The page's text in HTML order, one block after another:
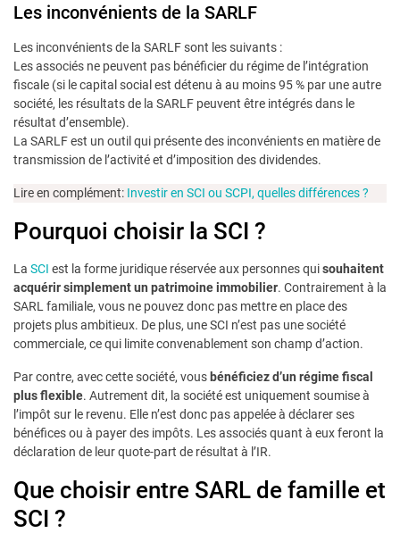
Les inconvénients de la SARLF
Les inconvénients de la SARLF sont les suivants :
Les associés ne peuvent pas bénéficier du régime de l’intégration
fiscale (si le capital social est détenu à au moins 95 % par une autre
société, les résultats de la SARLF peuvent être intégrés dans le
résultat d’ensemble).
La SARLF est un outil qui présente des inconvénients en matière de
transmission de l’activité et d’imposition des dividendes.
Lire en complément: Investir en SCI ou SCPI, quelles différences ?
Pourquoi choisir la SCI ?
La SCI est la forme juridique réservée aux personnes quisouhaitent
acquérir simplement un patrimoine immobilier. Contrairement à la
SARL familiale, vous ne pouvez donc pas mettre en place des
projets plus ambitieux. De plus, une SCI n’est pas une société
commerciale, ce qui limite convenablement son champ d’action.
Par contre, avec cette société, vous bénéficiez d’un régime fiscal
plus flexible. Autrement dit, la société est uniquement soumise à
l’impôt sur le revenu. Elle n’est donc pas appelée à déclarer ses
bénéfices ou à payer des impôts. Les associés quant à eux feront la
déclaration de leur quote-part de résultat à l’IR.
Que choisir entre SARL de famille et
SCI ?